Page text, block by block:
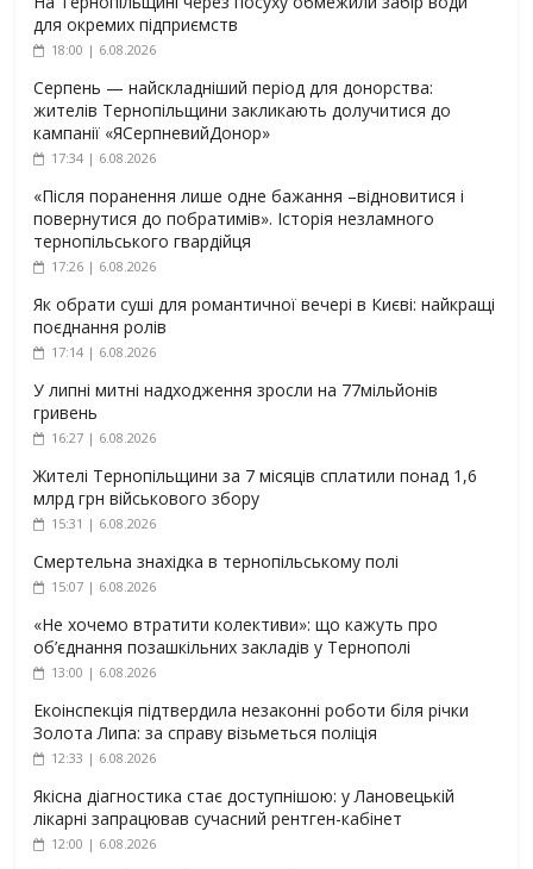
для окремих підприємств
18:00 | 6.08.2026
Серпень — найскладніший період для донорства:
жителів Тернопільщини закликають долучитися до
кампанії «ЯСерпневийДонор»
17:34 | 6.08.2026
«Після поранення лише одне бажання –відновитися і
повернутися до побратимів». Історія незламного
тернопільського гвардійця
17:26 | 6.08.2026
Як обрати суші для романтичної вечері в Києві: найкращі
поєднання ролів
17:14 | 6.08.2026
У липні митні надходження зросли на 77мільйонів
гривень
16:27 | 6.08.2026
Жителі Тернопільщини за 7 місяців сплатили понад 1,6
млрд грн військового збору
15:31 | 6.08.2026
Смертельна знахідка в тернопільському полі
15:07 | 6.08.2026
«Не хочемо втратити колективи»: що кажуть про
об’єднання позашкільних закладів у Тернополі
13:00 | 6.08.2026
Екоінспекція підтвердила незаконні роботи біля річки
Золота Липа: за справу візьметься поліція
12:33 | 6.08.2026
Якісна діагностика стає доступнішою: у Лановецькій
лікарні запрацював сучасний рентген-кабінет
12:00 | 6.08.2026